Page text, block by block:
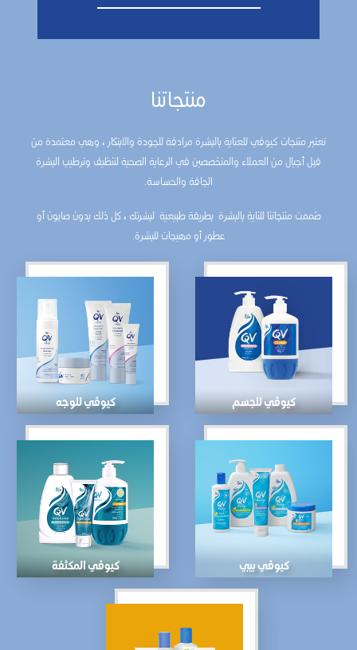
منتجاتنا
تعتبر منتجات كيوفي للعناية بالبشرة مرادفة للجودة والابتكار ، وهي معتمدة من
قبل أجيال من العملاء والمتخصصين في الرعاية الصحية لتنظيف وترطيب البشرة
الجافة والحساسة.
صُممت منتجاتنا للناية بالبشرة بطريقة طبيعية لبشرتك ، كل ذلك بدون صابون أو
عطور أو مهيجات للبشرة.
كيوڤي للجسم كيوڤي للوجه
كيوڤي بيبي كيوڤي المكثفة